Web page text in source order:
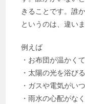
きることです。誰
というのは、違いま
例えば
・お布団が温かく
・太陽の光を浴び
・ガスや電気がい
・雨水の心配がな